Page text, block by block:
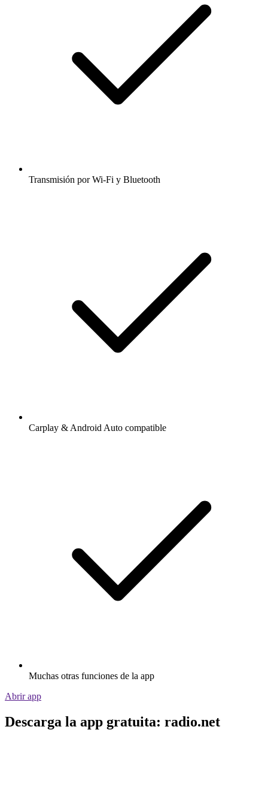
Transmisión por Wi-Fi y Bluetooth
Carplay & Android Auto compatible
Muchas otras funciones de la app
Abrir app
Descarga la app gratuita: radio.net